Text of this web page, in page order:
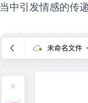
当中引发情感的传递